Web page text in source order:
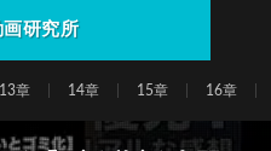
研究所
13章 14章 15章 16章